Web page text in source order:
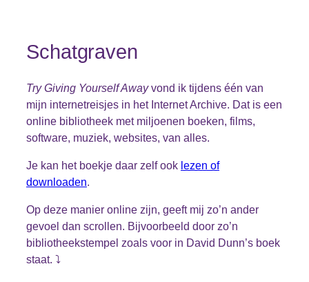
Schatgraven
Try Giving Yourself Awayvond ik tijdens één van
mijn internetreisjes in het Internet Archive. Dat is een
online bibliotheek met miljoenen boeken, films,
software, muziek, websites, van alles.
Je kan het boekje daar zelf ook lezen of
downloaden.
Op deze manier online zijn, geeft mij zo’n ander
gevoel dan scrollen. Bijvoorbeeld door zo’n
bibliotheekstempel zoals voor in David Dunn’s boek
staat. ⤵️